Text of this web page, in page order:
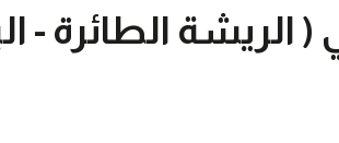
اللاعبون الأصحاء
سفراء الصحة
( الريشة الطائرة -